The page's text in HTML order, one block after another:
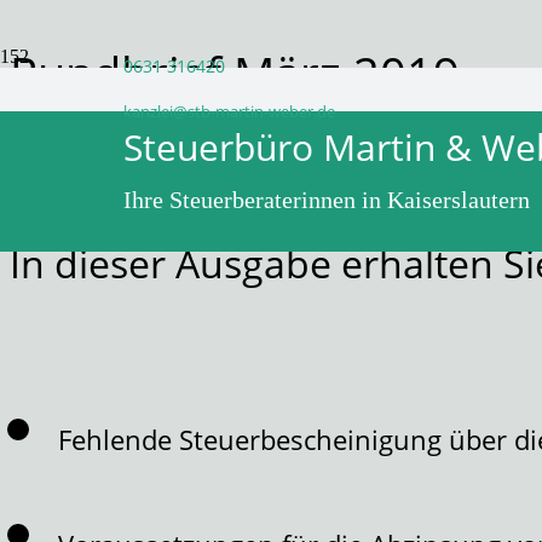
0631 316420
kanzlei@stb-martin-weber.de
Steuerbüro Martin &
Ihre Steuerberaterinnen in Kaiserslautern
Rundbrief März 2019
In dieser Ausgabe erhalten
Fehlende Steuerbescheinigung über